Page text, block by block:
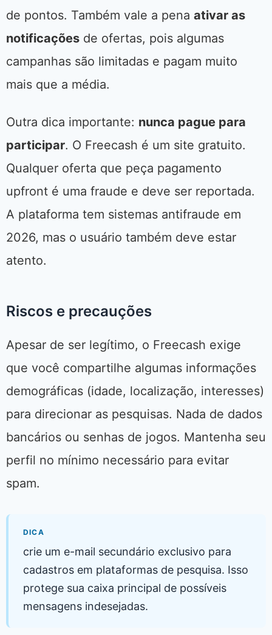
de pontos. Também vale a pena ativar as
notificações de ofertas, pois algumas
campanhas são limitadas e pagam muito
mais que a média.
Outra dica importante: nunca pague para
participar. O Freecash é um site gratuito.
Qualquer oferta que peça pagamento
upfront é uma fraude e deve ser reportada.
A plataforma tem sistemas antifraude em
2026, mas o usuário também deve estar
atento.
Riscos e precauções
Apesar de ser legítimo, o Freecash exige
que você compartilhe algumas informações
demográficas (idade, localização, interesses)
para direcionar as pesquisas. Nada de dados
bancários ou senhas de jogos. Mantenha seu
perfil no mínimo necessário para evitar
spam.
DICA
crie um e-mail secundário exclusivo para
cadastros em plataformas de pesquisa. Isso
protege sua caixa principal de possíveis
mensagens indesejadas.